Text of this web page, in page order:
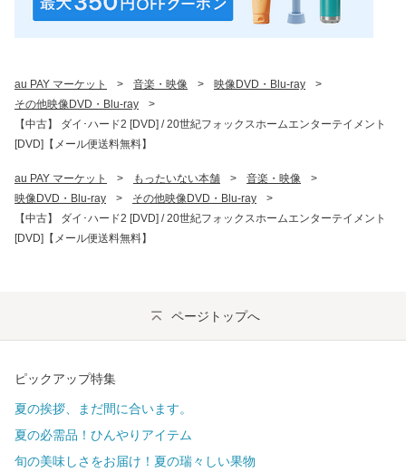
au PAY マーケット > 音楽・映像 > 映像DVD・Blu-ray
>
その他映像DVD・Blu-ray
>
【中古】 ダイ･ハード2 [DVD] / 20世紀フォックスホームエンターテイメント
[DVD]【メール便送料無料】
au PAY マーケット > もったいない本舗 > 音楽・映像
>
映像DVD・Blu-ray
> その他映像DVD・Blu-ray
>
【中古】 ダイ･ハード2 [DVD] / 20世紀フォックスホームエンターテイメント
[DVD]【メール便送料無料】
ページトップへ
ピックアップ特集
夏の挨拶、まだ間に合います。
夏の必需品！ひんやりアイテム
旬の美味しさをお届け！夏の瑞々しい果物